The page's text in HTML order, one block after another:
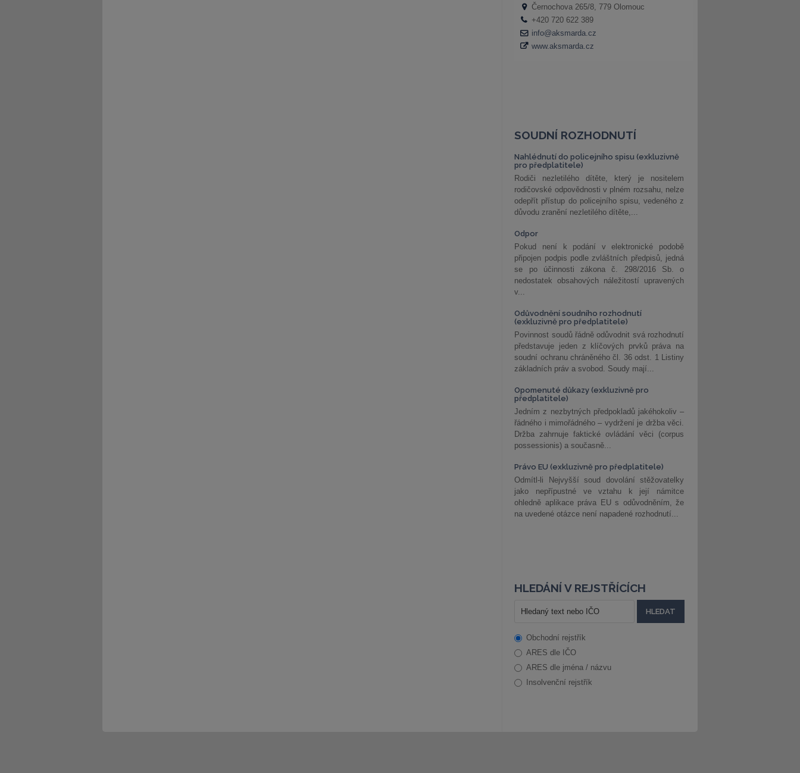
SOUDNÍ ROZHODNUTÍ
Nahlédnutí do policejního spisu (exkluzivně
pro předplatitele)
Rodiči nezletilého dítěte, který je nositelem
rodičovské odpovědnosti v plném rozsahu, nelze
odepřít přístup do policejního spisu, vedeného z
důvodu zranění nezletilého dítěte,...
Odpor
Pokud není k podání v elektronické podobě
připojen podpis podle zvláštních předpisů, jedná
se po účinnosti zákona č. 298/2016 Sb. o
nedostatek obsahových náležitostí upravených
v...
Odůvodnění soudního rozhodnutí
(exkluzivně pro předplatitele)
Povinnost soudů řádně odůvodnit svá rozhodnutí
představuje jeden z klíčových prvků práva na
soudní ochranu chráněného čl. 36 odst. 1 Listiny
základních práv a svobod. Soudy mají...
Opomenuté důkazy (exkluzivně pro
předplatitele)
Jedním z nezbytných předpokladů jakéhokoliv –
řádného i mimořádného – vydržení je držba věci.
Držba zahrnuje faktické ovládání věci (corpus
possessionis) a současně...
Právo EU (exkluzivně pro předplatitele)
Odmítl-li Nejvyšší soud dovolání stěžovatelky
jako nepřípustné ve vztahu k její námitce
ohledně aplikace práva EU s odůvodněním, že
na uvedené otázce není napadené rozhodnutí...
HLEDÁNÍ V REJSTŘÍCÍCH
Obchodní rejstřík
ARES dle IČO
ARES dle jména / názvu
Insolvenční rejstřík